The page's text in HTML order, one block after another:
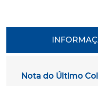
Nota do Último